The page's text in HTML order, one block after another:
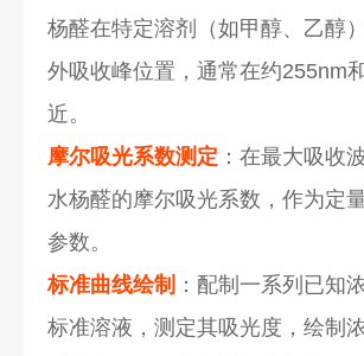
杨醛在特定溶剂（如甲醇、乙醇
外吸收峰位置，通常在约255nm
近。
摩尔吸光系数测定 ：在最大吸收
水杨醛的摩尔吸光系数，作为定
参数。
标准曲线绘制 ：配制一系列已知
标准溶液，测定其吸光度，绘制